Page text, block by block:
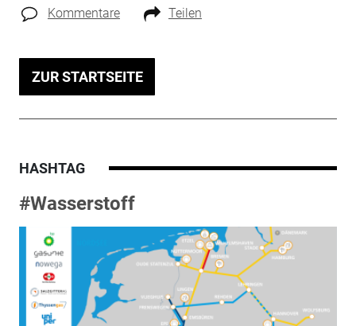
Kommentare Teilen
ZUR STARTSEITE
HASHTAG
#Wasserstoff